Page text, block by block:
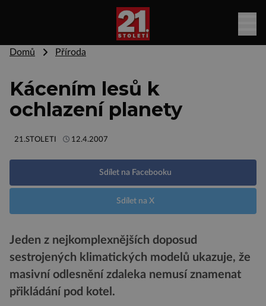
Domů Příroda
Kácením lesů k
ochlazení planety
21.STOLETI 12.4.2007
Sdílet na Facebooku
Sdílet na X
Jeden z nejkomplexnějších doposud
sestrojených klimatických modelů ukazuje, že
masivní odlesnění zdaleka nemusí znamenat
přikládání pod kotel.